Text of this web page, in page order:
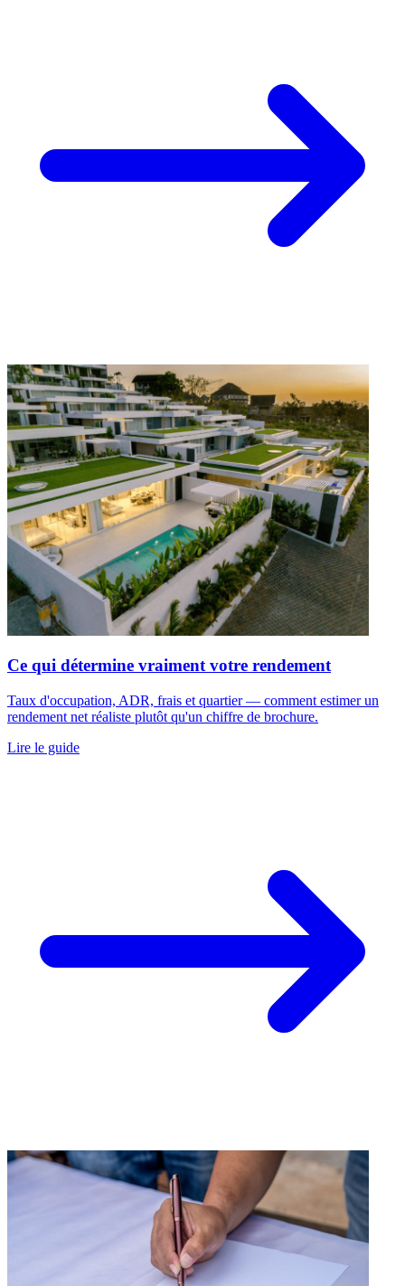
Ce qui détermine vraiment votre rendement
Taux d'occupation, ADR, frais et quartier — comment estimer un
rendement net réaliste plutôt qu'un chiffre de brochure.
Lire le guide